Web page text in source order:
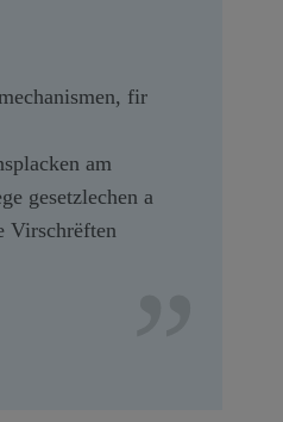
fir
am
gesetzlechen a
Virschrëften